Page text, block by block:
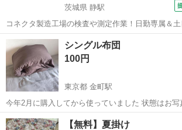
茨城県 静駅
コネクタ製造工場の検査や測定作業！日勤専属＆
日128日★クリーンルーム内作業★マイカー通勤
★就業先食堂利用可！日払い制度あり！《茨城県常陸大
工場のお仕事 ◇コネクタ製造工...
茨城 常陸大宮市 静駅
シングル布団
100円
東京都 金町駅
今年2月に購入してから使っていました 状態はお写
い 金町まで取りに来ていただける方限定です よろ
東京 葛飾区 金町駅 寝具
【無料】夏掛け